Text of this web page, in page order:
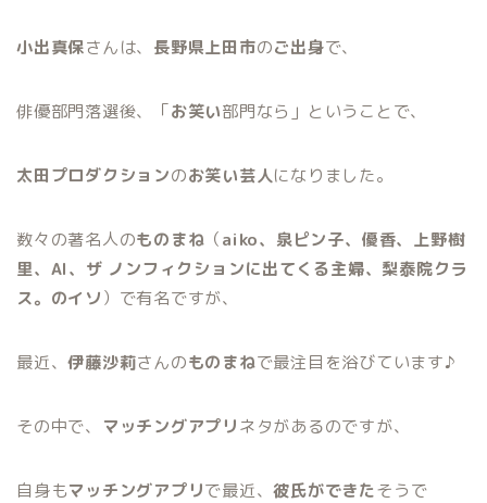
小出真保さんは、 長野県上田市のご出身で、
俳優部門落選後、「お笑い部門なら」ということで、
太田プロダクションのお笑い芸人になりました。
数々の著名人のものまね （aiko、泉ピン子、優香、上野樹
里、AI、ザ ノンフィクションに出てくる主婦、梨泰院クラ
ス。のイソ）で有名ですが、
最近、伊藤沙莉さんのものまねで最注目を浴びています♪
その中で、 マッチングアプリネタがあるのですが、
自身もマッチングアプリで最近、彼氏ができたそうで